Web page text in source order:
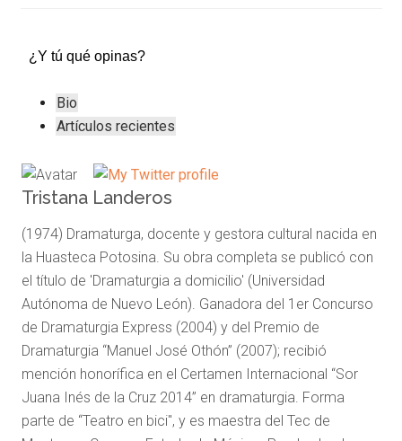
¿Y tú qué opinas?
The
following
tabs
change
below.
Bio
Artículos recientes
Tristana Landeros
(1974) Dramaturga, docente y gestora cultural nacida en
la Huasteca Potosina. Su obra completa se publicó con
el título de 'Dramaturgia a domicilio' (Universidad
Autónoma de Nuevo León). Ganadora del 1er Concurso
de Dramaturgia Express (2004) y del Premio de
Dramaturgia “Manuel José Othón” (2007); recibió
mención honorífica en el Certamen Internacional “Sor
Juana Inés de la Cruz 2014” en dramaturgia. Forma
parte de “Teatro en bici", y es maestra del Tec de